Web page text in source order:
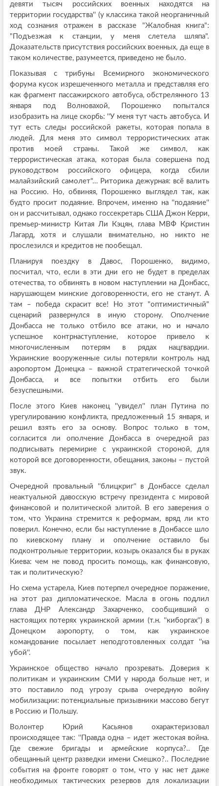
девяти тысяч российских военных находятся на
территории государства'' (у классика такой неорганичный
ход сознания отражен в рассказе "Жалобная книга":
"Подъезжая к станции, у меня слетела шляпа".
Доказательств присутствия российских военных, да еще в
таком количестве, разумеется, приведено не было.
Показывая с трибуны Всемирного экономического
форума кусок изрешеченного металла и представляя его
как фрагмент пассажирского автобуса, обстрелянного 13
января под Волновахой, Порошенко попытался
изобразить на лице скорбь: ''У меня тут часть автобуса. И
тут есть следы российской ракеты, которая попала в
людей. Для меня это символ террористических атак
против моей страны. Такой же символ, как
террористическая атака, которая была совершена под
руководством российского офицера, когда сбили
малайзийский самолет"… Риторика дежурная: всё валить
на Россию. Но, обвиняя, Порошенко выглядел так, как
будто просит подаяние. Впрочем, именно на ''подаяние''
он и рассчитывал, однако госсекретарь США Джон Керри,
премьер-министр Китая Ли Кэцян, глава МВФ Кристин
Лагард, хотя и слушали внимательно, но никто не
прослезился и кредитов не пообещал.
Планируя поездку в Давос, Порошенко, видимо,
посчитал, что, если в эти дни его не будет в пределах
отечества, то обвинять в новом наступлении на Донбасс,
нарушающем минские договоренности, его не станут. А
там – победа скрасит все! Но этот "оптимистичный"
сценарий развернулся в иную сторону. Ополчение
Донбасса не только отбило все атаки, но и начало
успешное контрнаступление, которое привело к
многочисленным потерям в рядах нацгвардии.
Украинские вооруженные силы потеряли контроль над
аэропортом Донецка – важной стратегической точкой
Донбасса, и все попытки отбить его были
безуспешными.
После этого Киев наконец ''увидел'' план Путина по
урегулированию конфликта, предложенный 15 января, и
решил взять его за основу. Вопрос только в том,
согласится ли ополчение Донбасса в очередной раз
подписывать перемирие с украинской стороной, для
которой все договоренности, обещания, законы – пустой
звук.
Очередной провальный ''блицкриг'' в Донбассе сделал
неактуальной давосскую встречу президента с мировой
финансовой и политической элитой. В его заверения о
том, что Украина стремится к реформам, вряд ли кто
поверил. Конечно, если бы наступление в Донбассе шло
по киевскому плану и ополчение оставило бы
подконтрольные территории, козырь оказался бы в руках
Киева: чем не повод просить помощь, как финансовую,
так и политическую?
Но схема устарела, Киев потерпел очередное поражение,
на этот раз дипломатическое. Масла в огонь подлил
глава ДНР Александр Захарченко, сообщивший о
настоящих потерях украинской армии (т.н. ''киборгах'') в
Донецком аэропорту, о том, как украинское
командование посылает неподготовленных солдат ''на
убой''.
Украинское общество начало прозревать. Доверия к
политикам и украинским СМИ у народа больше нет, и
это поставило под угрозу срыва очередную войну
мобилизации: потенциальные призывники массово бегут
в Россию и Польшу.
Волонтер Юрий Касьянов охарактеризовал
происходящее так: ''Правда одна – идет жестокая война.
Где свежие бригады и армейские корпуса?.. Где
обещанный центр разведки имени Смешко?.. Последние
события на фронте говорят о том, что у нас нет даже
необходимых тактических резервов для локализации